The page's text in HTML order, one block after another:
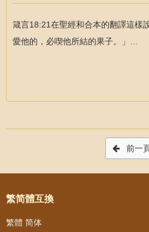
箴言18:21在聖經和合本的翻譯這樣
愛他的，必喫他所結的果子。」…
Post 前一
繁简體互換
繁體 简体